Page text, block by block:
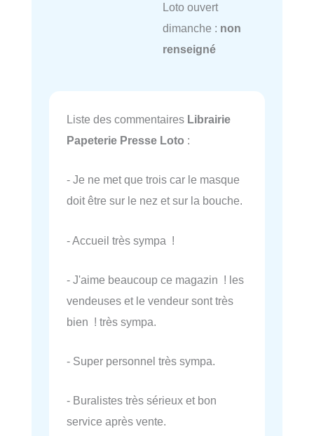
Loto ouvert
dimanche : non
renseigné
Liste des commentaires Librairie
Papeterie Presse Loto :
- Je ne met que trois car le masque
doit être sur le nez et sur la bouche.
- Accueil très sympa !
- J'aime beaucoup ce magazin ! les
vendeuses et le vendeur sont très
bien ! très sympa.
- Super personnel très sympa.
- Buralistes très sérieux et bon
service après vente.